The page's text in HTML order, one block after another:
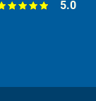
5.0